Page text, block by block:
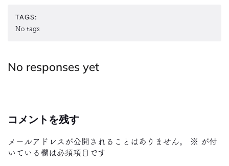
TAGS:
No tags
No responses yet
コメントを残す
メールアドレスが公開されることはありません。 ※ が付
いている欄は必須項目です